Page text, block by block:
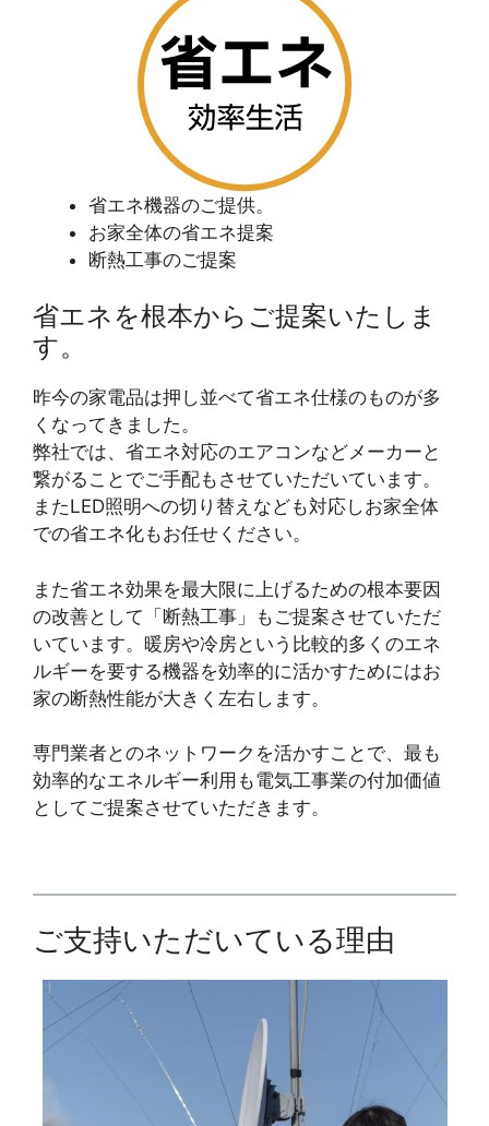
省エネ機器のご提供。
お家全体の省エネ提案
断熱工事のご提案
省エネを根本からご提案いたしま
す。
昨今の家電品は押し並べて省エネ仕様のものが多
くなってきました。
弊社では、省エネ対応のエアコンなどメーカーと
繋がることでご手配もさせていただいています。
またLED照明への切り替えなども対応しお家全体
での省エネ化もお任せください。
また省エネ効果を最大限に上げるための根本要因
の改善として「断熱工事」もご提案させていただ
いています。暖房や冷房という比較的多くのエネ
ルギーを要する機器を効率的に活かすためにはお
家の断熱性能が大きく左右します。
専門業者とのネットワークを活かすことで、最も
効率的なエネルギー利用も電気工事業の付加価値
としてご提案させていただきます。
ご支持いただいている理由